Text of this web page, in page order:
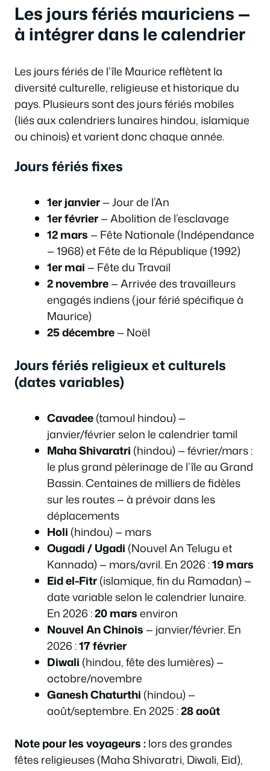
Les jours fériés mauriciens —
à intégrer dans le calendrier
Les jours fériés de l’île Maurice reflètent la
diversité culturelle, religieuse et historique du
pays. Plusieurs sont des jours fériés mobiles
(liés aux calendriers lunaires hindou, islamique
ou chinois) et varient donc chaque année.
Jours fériés fixes
1er janvier— Jour de l’An
1er février— Abolition de l’esclavage
12 mars — Fête Nationale (Indépendance
— 1968) et Fête de la République (1992)
1er mai — Fête du Travail
2 novembre— Arrivée des travailleurs
engagés indiens (jour férié spécifique à
Maurice)
25 décembre— Noël
Jours fériés religieux et culturels
(dates variables)
Cavadee(tamoul hindou) —
janvier/février selon le calendrier tamil
Maha Shivaratri (hindou) — février/mars :
le plus grand pèlerinage de l’île au Grand
Bassin. Centaines de milliers de fidèles
sur les routes — à prévoir dans les
déplacements
Holi (hindou) — mars
Ougadi / Ugadi (Nouvel An Telugu et
Kannada) — mars/avril. En 2026 :19 mars
Eid el-Fitr(islamique, fin du Ramadan) —
date variable selon le calendrier lunaire.
En 2026 :20 marsenviron
Nouvel An Chinois — janvier/février. En
2026 :17 février
Diwali (hindou, fête des lumières) —
octobre/novembre
Ganesh Chaturthi (hindou) —
août/septembre. En 2025 :28 août
Note pour les voyageurs :lors des grandes
fêtes religieuses (Maha Shivaratri, Diwali, Eid),